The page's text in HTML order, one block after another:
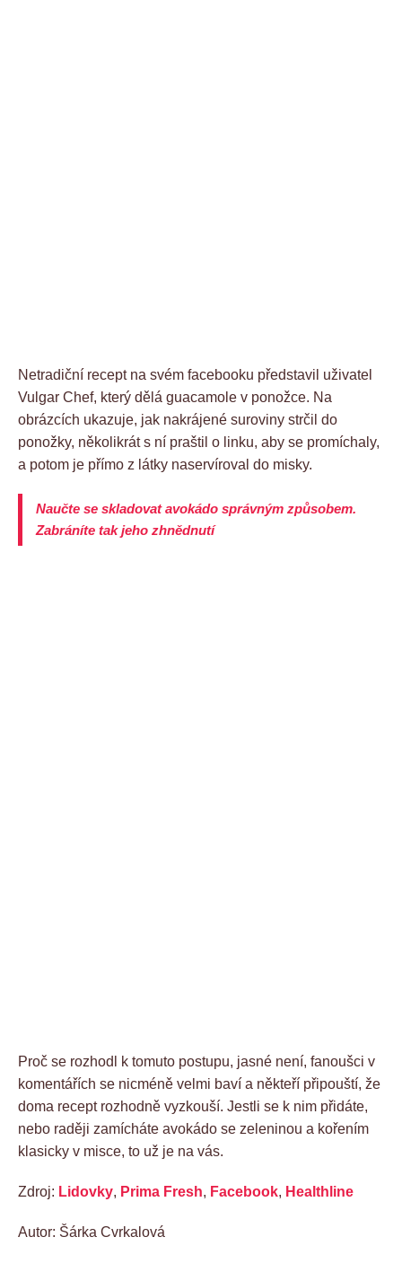
Netradiční recept na svém facebooku představil uživatel
Vulgar Chef, který dělá guacamole v ponožce. Na
obrázcích ukazuje, jak nakrájené suroviny strčil do
ponožky, několikrát s ní praštil o linku, aby se promíchaly,
a potom je přímo z látky naservíroval do misky.
Naučte se skladovat avokádo správným způsobem.
Zabráníte tak jeho zhnědnutí
Proč se rozhodl k tomuto postupu, jasné není, fanoušci v
komentářích se nicméně velmi baví a někteří připouští, že
doma recept rozhodně vyzkouší. Jestli se k nim přidáte,
nebo raději zamícháte avokádo se zeleninou a kořením
klasicky v misce, to už je na vás.
Zdroj: Lidovky, Prima Fresh, Facebook, Healthline
Autor: Šárka Cvrkalová